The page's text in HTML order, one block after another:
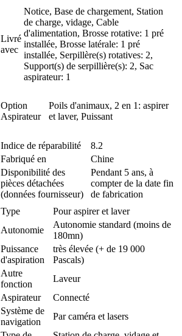
Livré
avec
Notice, Base de chargement, Station
de charge, vidage, Cable
d'alimentation, Brosse rotative: 1 pré
installée, Brosse latérale: 1 pré
installée, Serpillère(s) rotatives: 2,
Support(s) de serpillière(s): 2, Sac
aspirateur: 1
Option
Aspirateur
Poils d'animaux, 2 en 1: aspirer
et laver, Puissant
Indice de réparabilité
8.2
Fabriqué en
Chine
Disponibilité des
pièces détachées
(données fournisseur)
Pendant 5 ans, à
compter de la date fin
de fabrication
Type
Pour aspirer et laver
Autonomie
Autonomie standard (moins de
180mn)
Puissance
d'aspiration
très élevée (+ de 19 000
Pascals)
Autre
fonction
Laveur
Aspirateur
Connecté
Système de
navigation
Par caméra et lasers